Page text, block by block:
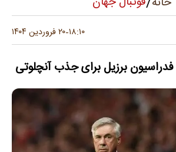
۱۸:۱۰-۲۰ فروردین ۱۴۰۴
برزیل برای جذب آنچلوتی